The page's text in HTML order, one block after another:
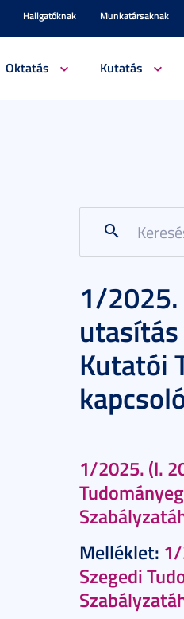
Hallgatóknak Munkatársaknak
Oktatás Kutatás
1/
Kutatói
1/2025. (I.
Melléklet:
Szegedi